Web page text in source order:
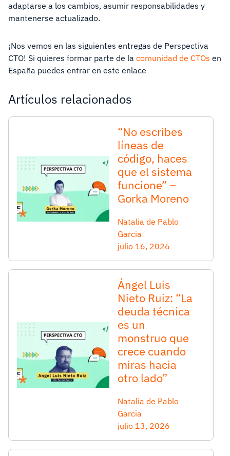
adaptarse a los cambios, asumir responsabilidades y
mantenerse actualizado.
¡Nos vemos en las siguientes entregas de Perspectiva
CTO! Si quieres formar parte de la comunidad de CTOs en
España puedes entrar en este enlace
Artículos relacionados
“No escribes
líneas de
código, haces
que el sistema
funcione” –
Gorka Moreno
Natalia de Pablo
Garcia
julio 16, 2026
Ángel Luis
Nieto Ruiz: “La
deuda técnica
es un
monstruo que
crece cuando
miras hacia
otro lado”
Natalia de Pablo
Garcia
julio 13, 2026